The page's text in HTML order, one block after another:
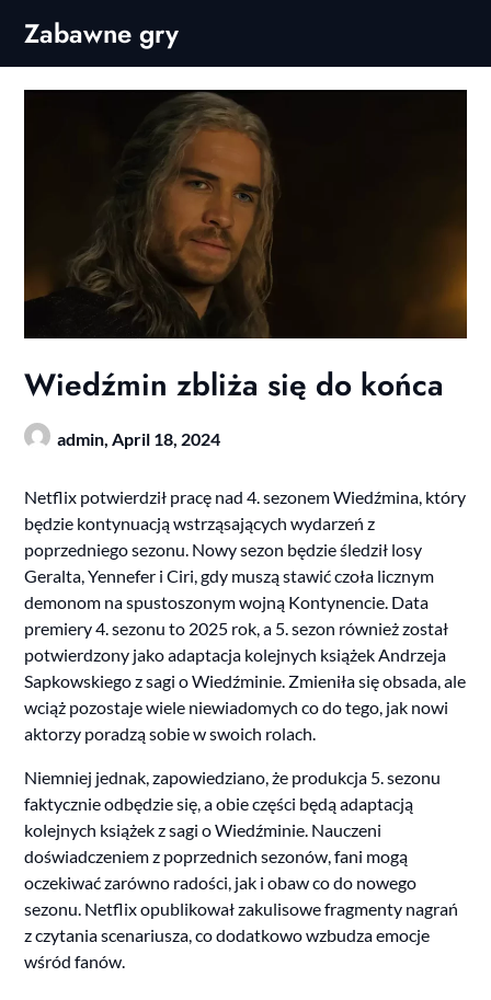
content
Zabawne gry
Wiedźmin zbliża się do końca
admin, April 18, 2024
Netflix potwierdził pracę nad 4. sezonem Wiedźmina, który
będzie kontynuacją wstrząsających wydarzeń z
poprzedniego sezonu. Nowy sezon będzie śledził losy
Geralta, Yennefer i Ciri, gdy muszą stawić czoła licznym
demonom na spustoszonym wojną Kontynencie. Data
premiery 4. sezonu to 2025 rok, a 5. sezon również został
potwierdzony jako adaptacja kolejnych książek Andrzeja
Sapkowskiego z sagi o Wiedźminie. Zmieniła się obsada, ale
wciąż pozostaje wiele niewiadomych co do tego, jak nowi
aktorzy poradzą sobie w swoich rolach.
Niemniej jednak, zapowiedziano, że produkcja 5. sezonu
faktycznie odbędzie się, a obie części będą adaptacją
kolejnych książek z sagi o Wiedźminie. Nauczeni
doświadczeniem z poprzednich sezonów, fani mogą
oczekiwać zarówno radości, jak i obaw co do nowego
sezonu. Netflix opublikował zakulisowe fragmenty nagrań
z czytania scenariusza, co dodatkowo wzbudza emocje
wśród fanów.